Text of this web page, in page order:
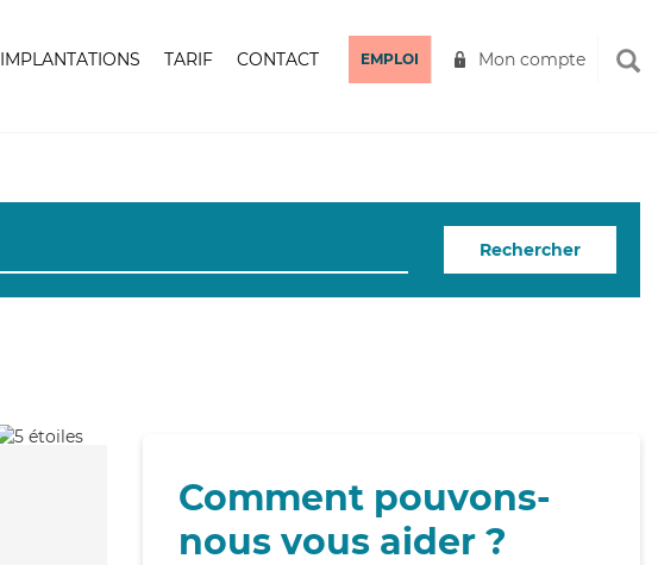
IMPLANTATIONS TARIF CONTACT EMPLOI Mon compte
Rechercher
Comment pouvons-
nous vous aider ?